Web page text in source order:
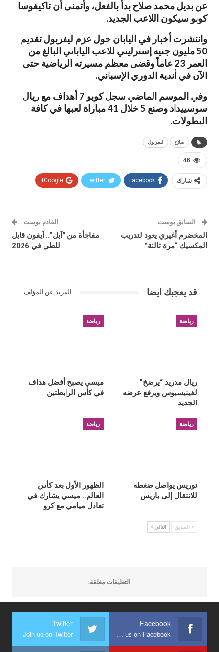
عن بديل محمد صلاح بدأ بالفعل، وأتمنى أن تاكيفوسا
كوبو سيكون اللاعب الجديد.
وانتشرت أخبار في اليابان حول عزم ليفربول تقديم
50 مليون جنيه إسترليني للاعب الياباني البالغ من
العمر 23 عاماً وقضى معظم مسيرته الرياضية حتى
الآن في أندية الدوري الإسباني.
وفي الموسم الماضي سجل كوبو 7 أهداف مع ريال
سوسييداد وصنع 5 خلال 41 مباراة لعبها في كافة
البطولات.
صلاح ليفربول
46
شارك Facebook
Twitter
Google+
السابق بوست
المخضرم أغيري يعود لتدريب
المكسيك “مرة ثالثة”
القادم بوست
مفاجأة من “آبل”.. آيفون قابل
للطي في 2026
قد يعجبك ايضا المزيد عن المؤلف
رياضة
ريال مدريد “يرضخ”
لفينيسيوس ويرفع عرضه
الجديد
رياضة
ميسي يصبح أفضل هداف
في كأس الرابطتين
رياضة
توريس يواصل ضغطه
للانتقال إلى باريس
رياضة
الظهور الأول بعد كأس
العالم.. ميسي يشارك في
تعادل ميامي مع كرو
السابق التالي
التعليقات مغلقة.
Facebook
Join us on Facebook
Twitter
Join us on Twitter